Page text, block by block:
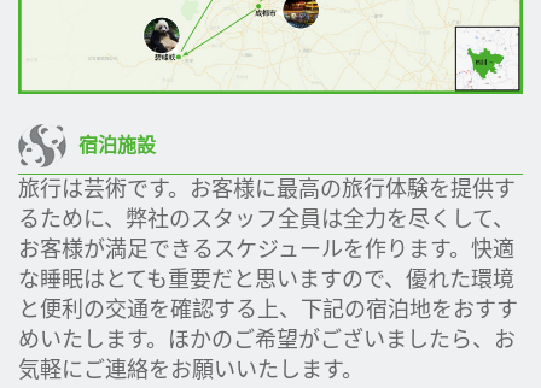
宿泊施設
旅行は芸術です。お客様に最高の旅行体験を提供す
るために、弊社のスタッフ全員は全力を尽くして、
お客様が満足できるスケジュールを作ります。快適
な睡眠はとても重要だと思いますので、優れた環境
と便利の交通を確認する上、下記の宿泊地をおすす
めいたします。ほかのご希望がございましたら、お
気軽にご連絡をお願いいたします。